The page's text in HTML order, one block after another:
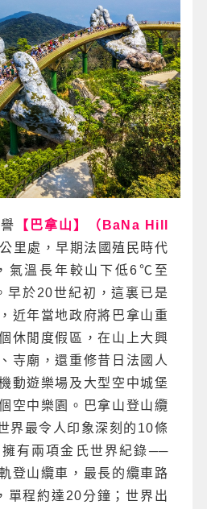
【巴拿山】（BaNa Hill
里處，早期法國殖民時代
氣溫長年較山下低6℃至
於20世紀初，這裏已是
近年當地政府將巴拿山重
休閒度假區，在山上大興
寺廟，還重修昔日法國人
動遊樂場及大型空中城堡
空中樂園。巴拿山登山纜
界最令人印象深刻的10條
有兩項金氏世界紀錄──
登山纜車，最長的纜車路
單程約達20分鐘；世界出